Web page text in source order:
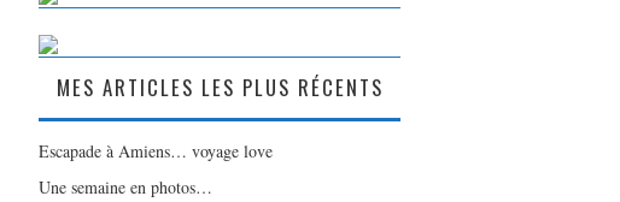
MES ARTICLES LES PLUS RÉCENTS
Escapade à Amiens… voyage love
Une semaine en photos…